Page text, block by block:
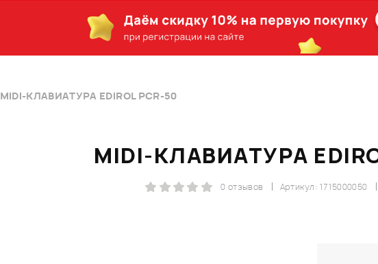
MIDI-КЛАВИАТУРА EDIROL PCR-50
MIDI-КЛАВИАТУРА
Артикул: 1715000050
0 отзывов